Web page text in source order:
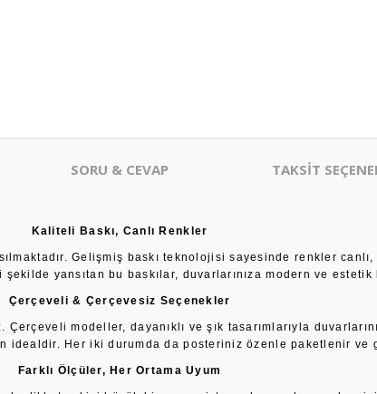
SORU & CEVAP TAKSİT
Kaliteli Baskı, Canlı Renkler
Gelişmiş baskı teknolojisi sayesinde renkler
şekilde yansıtan bu baskılar, duvarlarınıza modern ve
Çerçeveli & Çerçevesiz Seçenekler
modeller, dayanıklı ve şık tasarımlarıyla
idealdir. Her iki durumda da posteriniz özenle paketlenir ve
Farklı Ölçüler, Her Ortama Uyum